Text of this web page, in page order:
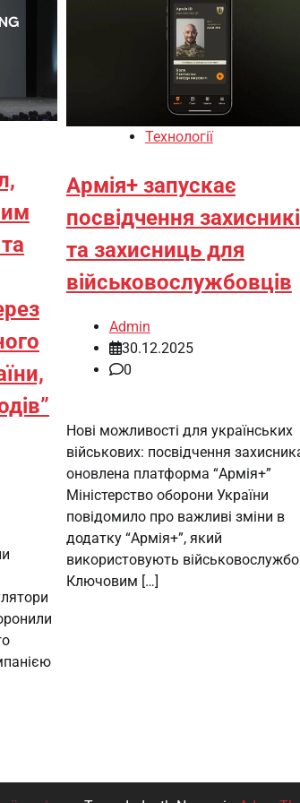
Технології
Армія+ запускає
посвідчення
та захисниць для
військовослужбовців
Admin
30.12.2025
0
Нові можливості для українських
військових: посвідчення
оновлена платформа “Армія+”
Міністерство оборони України
повідомило про важливі зміни в
додатку “Армія+”, який
використовують
Ключовим […]